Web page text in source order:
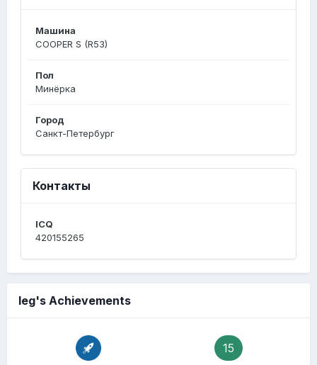
Машина
COOPER S (R53)
Пол
Минёрка
Город
Санкт-Петербург
Контакты
ICQ
420155265
leg's Achievements
15